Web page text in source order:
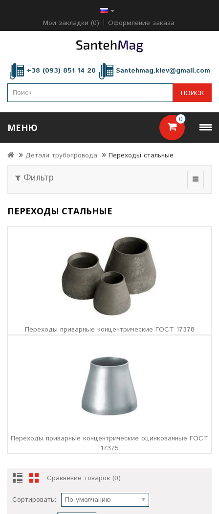
Мои закладки (0) Оформление заказа
+38 (093) 851 14 20 Santehmag.kiev@gmail.com
0
ПОИСК
МЕНЮ
Детали трубопровода Переходы стальные
Фильтр
ПЕРЕХОДЫ СТАЛЬНЫЕ
Переходы приварные концентрические ГОСТ 17378
Переходы приварные концентрические оцинкованные ГОСТ
17375
Сравнение товаров (0)
Сортировать: По умолчанию